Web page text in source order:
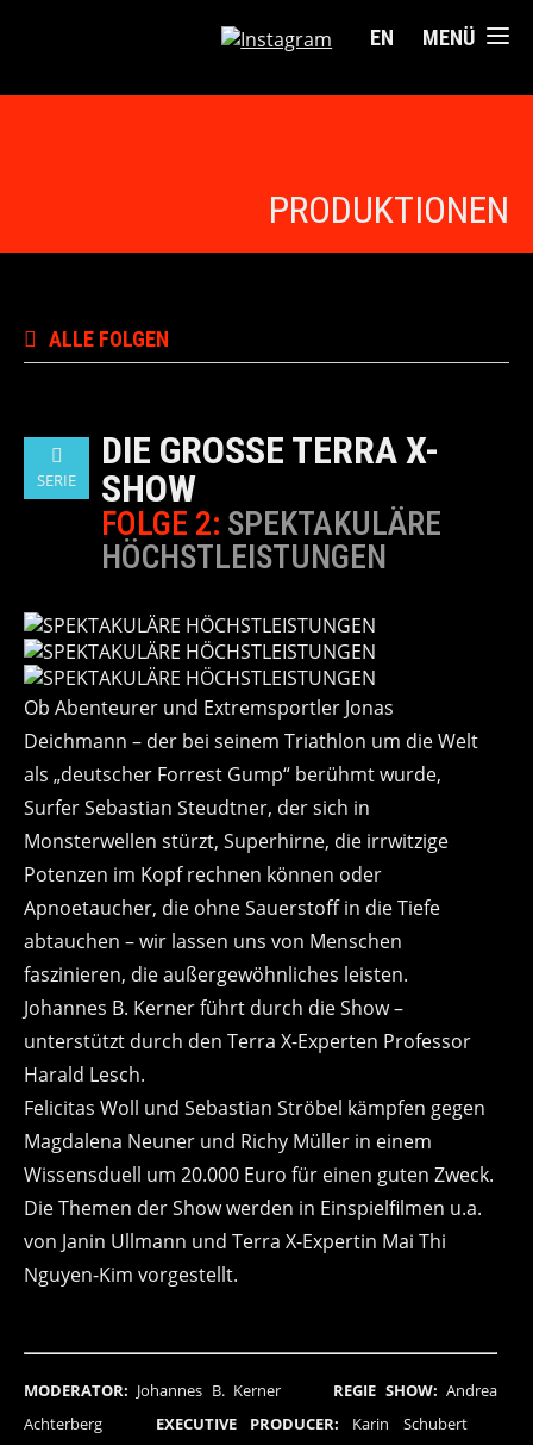
EN MENÜ
PRODUKTIONEN
ALLE FOLGEN
SERIE
DIE GROSSE TERRA X-S
HOW
FOLGE 2: SPEKTAKULÄRE
HÖCHSTLEISTUNGEN
Ob Abenteurer und Extremsportler Jonas
Deichmann – der bei seinem Triathlon um die Welt
als „deutscher Forrest Gump“ berühmt wurde,
Surfer Sebastian Steudtner, der sich in
Monsterwellen stürzt, Superhirne, die irrwitzige
Potenzen im Kopf rechnen können oder
Apnoetaucher, die ohne Sauerstoff in die Tiefe
abtauchen – wir lassen uns von Menschen
faszinieren, die außergewöhnliches leisten.
Johannes B. Kerner führt durch die Show –
unterstützt durch den Terra X-Experten Professor
Harald Lesch.
Felicitas Woll und Sebastian Ströbel kämpfen gegen
Magdalena Neuner und Richy Müller in einem
Wissensduell um 20.000 Euro für einen guten Zweck.
Die Themen der Show werden in Einspielfilmen u.a.
von Janin Ullmann und Terra X-Expertin Mai Thi
Nguyen-Kim vorgestellt.
MODERATOR: Johannes B. Kerner REGIE SHOW:Andrea
Achterberg EXECUTIVE PRODUCER: Karin Schubert